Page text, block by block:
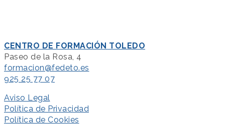
CENTRO DE FORMACIÓN TOLEDO
Paseo de la Rosa, 4
formacion@fedeto.es
925 25 77 07
Aviso Legal
Política de Privacidad
Política de Cookies